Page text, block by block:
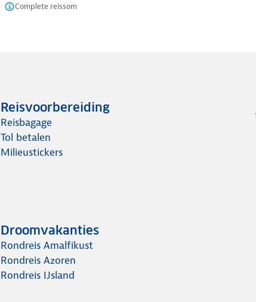
Complete reissom
Reisvoorbereiding
Reisbagage
Tol betalen
Milieustickers
Droomvakanties
Rondreis Amalfikust
Rondreis Azoren
Rondreis IJsland